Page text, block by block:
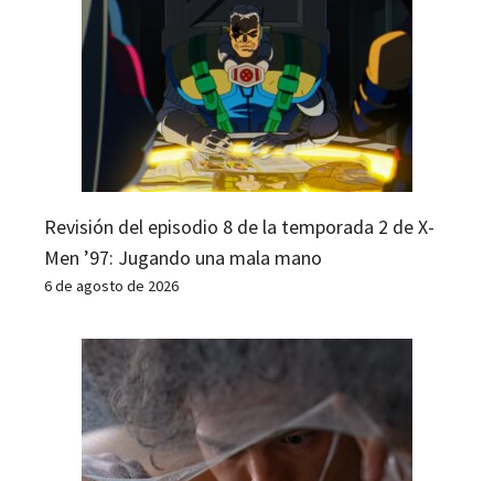
Revisión del episodio 8 de la temporada 2 de X-
Men ’97: Jugando una mala mano
6 de agosto de 2026